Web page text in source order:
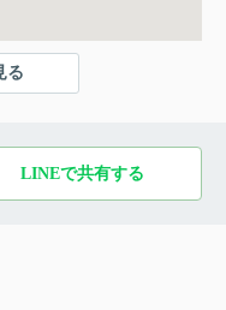
る
LINEで共有する